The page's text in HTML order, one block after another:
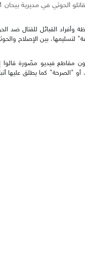
الحوثي في مديرية بيحان 21 سبتمبر 2021 (نشطاء)
وأفراد القبائل للقتال
بين الإصلاح
مقاطع فيديو مصّورة قالوا
أو "الصرخة" كما يطلق